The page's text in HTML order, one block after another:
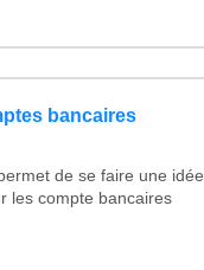
bancaires
de se faire une idée
les compte bancaires